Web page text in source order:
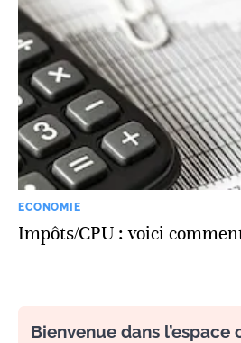
ECONOMIE
Impôts/CPU : voici
Bienvenue dans